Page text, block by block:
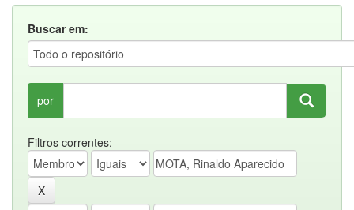
Buscar em:
por
Filtros correntes: